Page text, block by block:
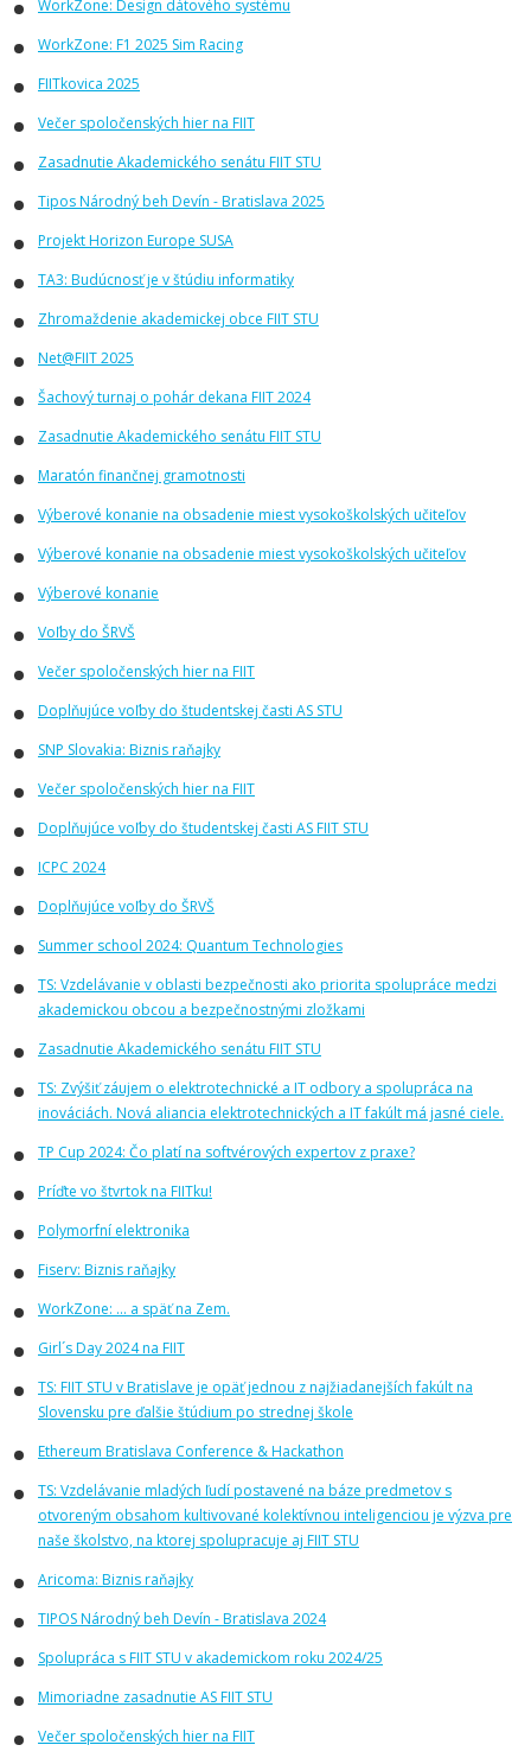
WorkZone: Design dátového systému
WorkZone: F1 2025 Sim Racing
FIITkovica 2025
Večer spoločenských hier na FIIT
Zasadnutie Akademického senátu FIIT STU
Tipos Národný beh Devín - Bratislava 2025
Projekt Horizon Europe SUSA
TA3: Budúcnosť je v štúdiu informatiky
Zhromaždenie akademickej obce FIIT STU
Net@FIIT 2025
Šachový turnaj o pohár dekana FIIT 2024
Zasadnutie Akademického senátu FIIT STU
Maratón finančnej gramotnosti
Výberové konanie na obsadenie miest vysokoškolských učiteľov
Výberové konanie na obsadenie miest vysokoškolských učiteľov
Výberové konanie
Voľby do ŠRVŠ
Večer spoločenských hier na FIIT
Doplňujúce voľby do študentskej časti AS STU
SNP Slovakia: Biznis raňajky
Večer spoločenských hier na FIIT
Doplňujúce voľby do študentskej časti AS FIIT STU
ICPC 2024
Doplňujúce voľby do ŠRVŠ
Summer school 2024: Quantum Technologies
TS: Vzdelávanie v oblasti bezpečnosti ako priorita spolupráce medzi
akademickou obcou a bezpečnostnými zložkami
Zasadnutie Akademického senátu FIIT STU
TS: Zvýšiť záujem o elektrotechnické a IT odbory a spolupráca na
inováciách. Nová aliancia elektrotechnických a IT fakúlt má jasné ciele.
TP Cup 2024: Čo platí na softvérových expertov z praxe?
Príďte vo štvrtok na FIITku!
Polymorfní elektronika
Fiserv: Biznis raňajky
WorkZone: ... a späť na Zem.
Girl´s Day 2024 na FIIT
TS: FIIT STU v Bratislave je opäť jednou z najžiadanejších fakúlt na
Slovensku pre ďalšie štúdium po strednej škole
Ethereum Bratislava Conference & Hackathon
TS: Vzdelávanie mladých ľudí postavené na báze predmetov s
otvoreným obsahom kultivované kolektívnou inteligenciou je výzva pre
naše školstvo, na ktorej spolupracuje aj FIIT STU
Aricoma: Biznis raňajky
TIPOS Národný beh Devín - Bratislava 2024
Spolupráca s FIIT STU v akademickom roku 2024/25
Mimoriadne zasadnutie AS FIIT STU
Večer spoločenských hier na FIIT